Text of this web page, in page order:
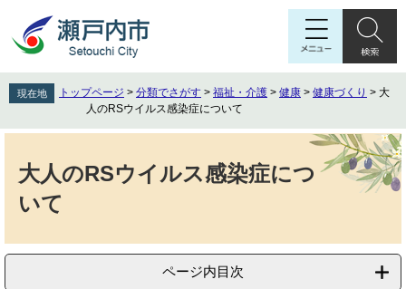
先
頭
を
飛
現在地 トップページ > 分類でさがす > 福祉・介護 > 健康 > 健康づくり > 大
人のRSウイルス感染症について
大人のRSウイルス感染症につ
いて
ページ内目次